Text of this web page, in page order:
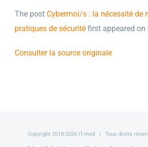
The post Cybermoi/s : la nécessité de
pratiques de sécurité first appeared on
Consulter la source originale
Copyright 2018-2026 IT-med | Tous droits